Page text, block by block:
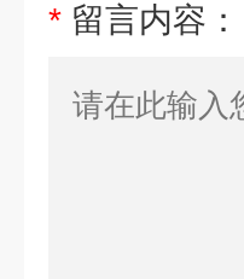
* 留言内容：